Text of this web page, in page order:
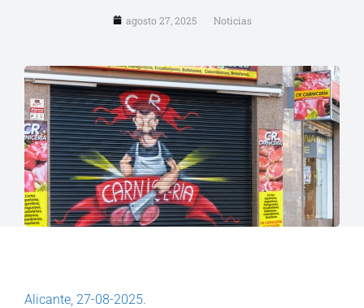
agosto 27, 2025 Noticias
Alicante, 27-08-2025.